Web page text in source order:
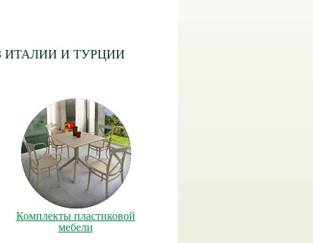
ИТАЛИИ И ТУРЦИИ
Комплекты пластиковой
мебели